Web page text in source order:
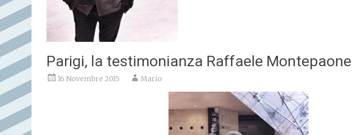
Parigi, la testimonianza Raffaele Montepaone
16 Novembre 2015 Mario